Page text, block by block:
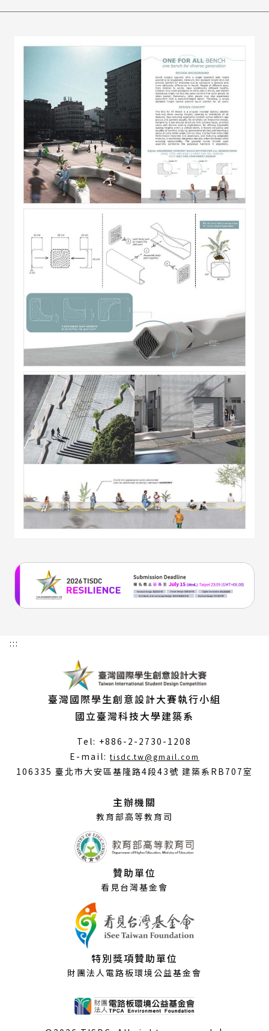
:::
臺灣國際學生創意設計大賽執行小組
國立臺灣科技大學建築系
Tel: +886-2-2730-1208
E-mail:tisdc.tw@gmail.com
開
106335 臺北市大安區基隆路4段43號 建築系RB707室
主辦機關
教育部高等教育司
贊助單位
看見台灣基金會
特別獎項贊助單位
財團法人電路板環境公益基金會